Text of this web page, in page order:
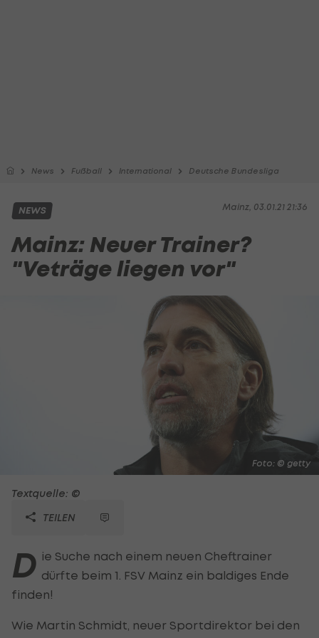
News Fußball International Deutsche Bundesliga
Mainz, 03.01.21 21:36
NEWS
Mainz: Neuer Trainer?
"Veträge liegen vor"
Foto: © getty
Textquelle: ©
TEILEN
D ie Suche nach einem neuen Cheftrainer
dürfte beim 1. FSV Mainz ein baldiges Ende
finden!
Wie Martin Schmidt, neuer Sportdirektor bei den